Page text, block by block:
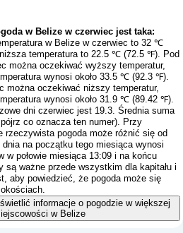
w Belize w czerwiec jest taka:
w Belize w czerwiec to 32 ℃
temperatura to 22.5 ℃ (72.5 ℉). Pod
można oczekiwać wyższy temperatur,
wynosi około 33.5 ℃ (92.3 ℉).
można oczekiwać niższy temperatur,
wynosi około 31.9 ℃ (89.42 ℉).
dni czerwiec jest 19.3. Średnia suma
co oznacza ten numer). Przy
rzeczywista pogoda może różnić się od
na początku tego miesiąca wynosi
w połowie miesiąca 13:09 i na końcu
ważne przede wszystkim dla kapitału i
aby powiedzieć, że pogoda może się
informacje o pogodzie w większej
w Belize